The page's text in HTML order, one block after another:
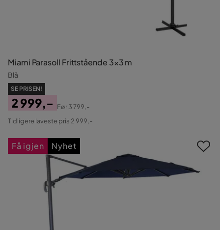
Miami Parasoll Frittstående 3×3 m
Blå
SE PRISEN!
Pris
2 999,-
Original
Før3 799,-
Tidligere laveste pris 2 999,-
Få igjen Nyhet